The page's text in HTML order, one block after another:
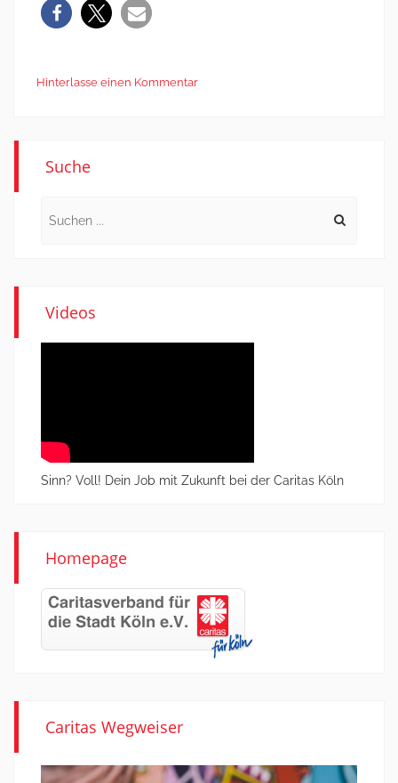
Hinterlasse einen Kommentar
Suche
Videos
Sinn? Voll! Dein Job mit Zukunft bei der Caritas Köln
Homepage
Caritas Wegweiser